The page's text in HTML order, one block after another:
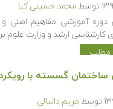
توسط محمد حسینی کیا
دوره آموزشی مفاهیم اصلی
کارشناسی ارشد و وزارت علوم
مطلب
گسسته با
توسط مریم دانیالی